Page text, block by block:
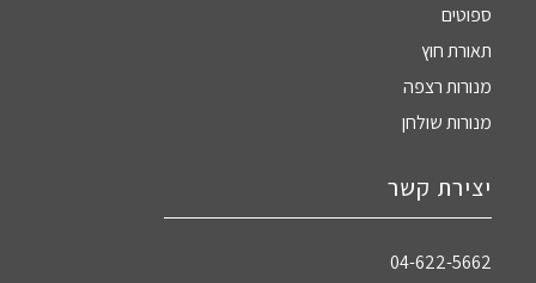
ספוטים
תאורת חוץ
מנורות רצפה
מנורות שולחן
יצירת קשר
04-622-5662‏